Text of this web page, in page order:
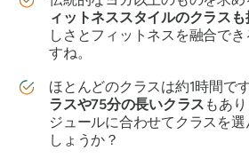
ィットネススタイルのクラス
しさとフィットネスを融合で
すね。
ほとんどのクラスは約1時間で
ラスや75分の長いクラス もあ
ジュールに合わせてクラスを
しょうか？